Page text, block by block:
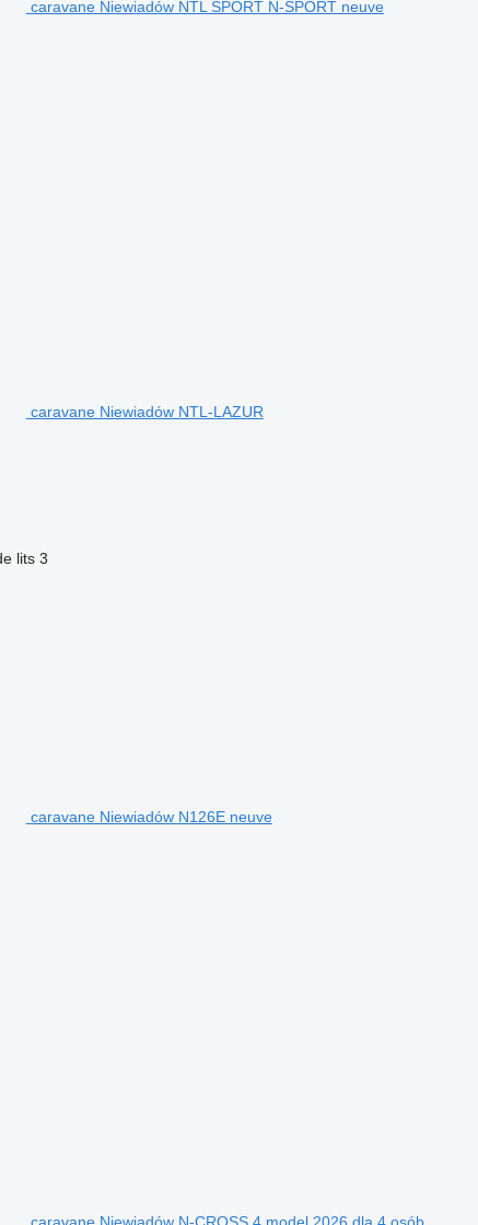
caravane Niewiadów NTL SPORT N-SPORT neuve
caravane Niewiadów NTL-LAZUR
lits 3
caravane Niewiadów N126E neuve